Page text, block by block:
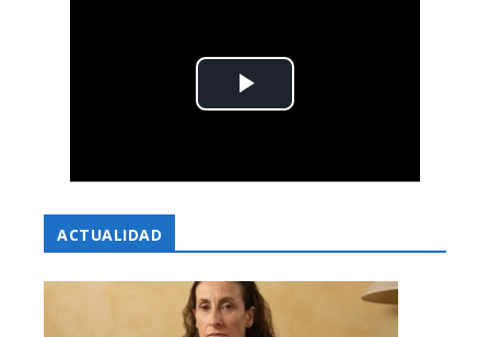
ACTUALIDAD